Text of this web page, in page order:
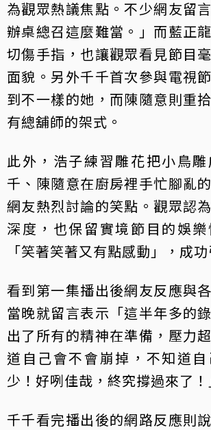
為觀眾熱議焦點。不少網友留
辦桌總召這麼難當。」而藍正
切傷手指，也讓觀眾看見節目
面貌。另外千千首次參與電視
到不一樣的她，而陳隨意則重
有總舖師的架式。
此外，浩子練習雕花把小鳥
千、陳隨意在廚房裡手忙腳亂
網友熱烈討論的笑點。觀眾認
深度，也保留實境節目的娛樂
「笑著笑著又有點感動」，成
看到第一集播出後網友反應與
當晚就留言表示「這半年多的
出了所有的精神在準備，壓力
道自己會不會崩掉，不知道
少！好咧佳哉，終究撐過來了！
千千看完播出後的網路反應則